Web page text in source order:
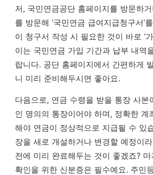
저, 국민연금공단 홈페이지를 방문하
를 방문해 ‘국민연금 급여지급청구서’
이 청구서 작성 시 필요한 것이 바로 ‘
이는 국민연금 가입 기간과 납부 내역
랍니다. 공단 홈페이지에서 간편하게
니 미리 준비해두시면 좋아요.
다음으로, 연금 수령을 받을 통장 사본
인 명의의 통장이어야 하며, 정확한 계
해야 연금이 정상적으로 지급될 수 있
장을 새로 개설하거나 변경할 예정이
전에 미리 완료해두는 것이 좋겠죠?
확인을 위한 신분증은 필수예요. 주민